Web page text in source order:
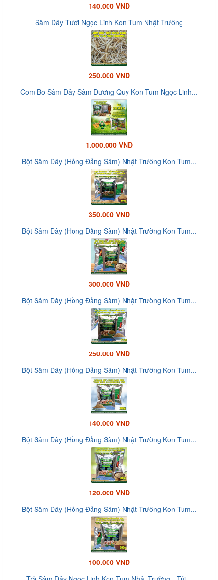
140.000 VND
Sâm Dây Tươi Ngọc Linh Kon Tum Nhật Trường
250.000 VND
Com Bo Sâm Dây Sâm Đương Quy Kon Tum Ngọc Linh...
1.000.000 VND
Bột Sâm Dây (Hồng Đẳng Sâm) Nhật Trường Kon Tum...
350.000 VND
Bột Sâm Dây (Hồng Đẳng Sâm) Nhật Trường Kon Tum...
300.000 VND
Bột Sâm Dây (Hồng Đẳng Sâm) Nhật Trường Kon Tum...
250.000 VND
Bột Sâm Dây (Hồng Đẳng Sâm) Nhật Trường Kon Tum...
140.000 VND
Bột Sâm Dây (Hồng Đẳng Sâm) Nhật Trường Kon Tum...
120.000 VND
Bột Sâm Dây (Hồng Đẳng Sâm) Nhật Trường Kon Tum...
100.000 VND